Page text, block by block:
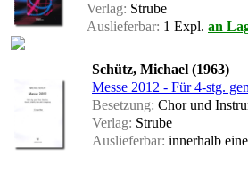
Verlag: Strube
Auslieferbar: 1 Expl. an
Schütz, Michael (1963)
Messe 2012 - Für 4-stg.
Besetzung: Chor und
Verlag: Strube
Auslieferbar: innerhalb